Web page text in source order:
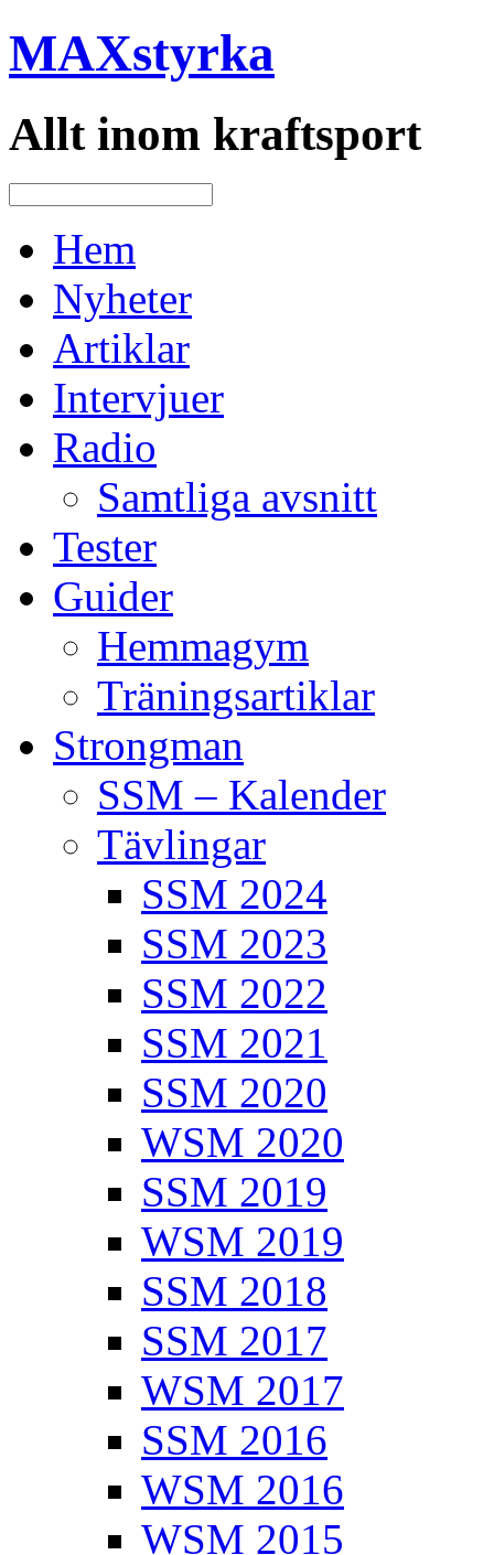
MAXstyrka
Allt inom kraftsport
Hem
Nyheter
Artiklar
Intervjuer
Radio
Samtliga avsnitt
Tester
Guider
Hemmagym
Träningsartiklar
Strongman
SSM – Kalender
Tävlingar
SSM 2024
SSM 2023
SSM 2022
SSM 2021
SSM 2020
WSM 2020
SSM 2019
WSM 2019
SSM 2018
SSM 2017
WSM 2017
SSM 2016
WSM 2016
WSM 2015